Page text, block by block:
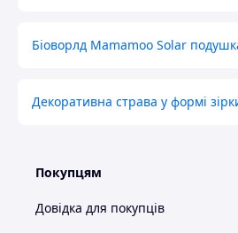
Біоворлд Mamamoo Solar
Декоративна страва у формі
Покупцям
Довідка для покупців